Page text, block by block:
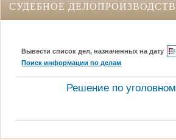
СУДЕБНОЕ
Вывести список дел, назначенных на дату
Поиск информации по делам
Решение по